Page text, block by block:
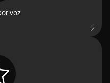
voz
entre vosotros dos.